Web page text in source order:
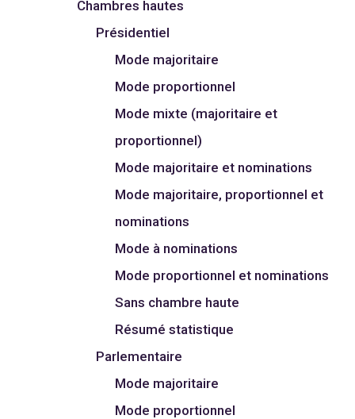
Chambres hautes
Présidentiel
Mode majoritaire
Mode proportionnel
Mode mixte (majoritaire et
proportionnel)
Mode majoritaire et nominations
Mode majoritaire, proportionnel et
nominations
Mode à nominations
Mode proportionnel et nominations
Sans chambre haute
Résumé statistique
Parlementaire
Mode majoritaire
Mode proportionnel